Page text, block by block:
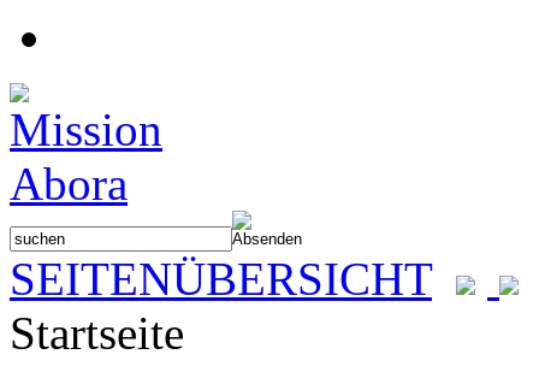
SEITENÜBERSICHT
Startseite